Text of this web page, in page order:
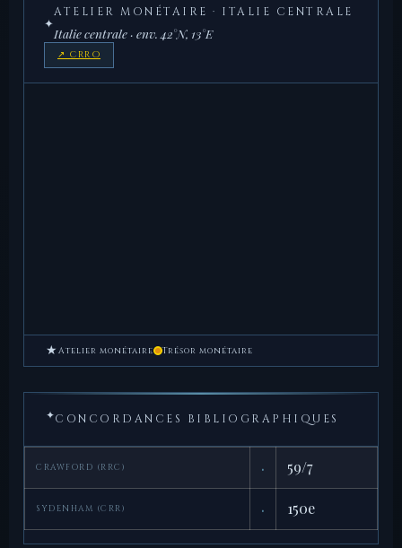
✦
ATELIER MONÉTAIRE · ITALIE CENTRALE
Italie centrale · env. 42°N, 13°E
↗ CRRO
★ Atelier monétaire Trésor monétaire
✦CONCORDANCES BIBLIOGRAPHIQUES
CRAWFORD (RRC) · 59/7
SYDENHAM (CRR) · 150e